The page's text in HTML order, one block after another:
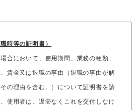
時等の証明書）
合において、使用期間、業務の種類、
賃金又は退職の事由（退職の事由が解
の理由を含む。）について証明書を請
使用者は、遅滞なくこれを交付しなけ